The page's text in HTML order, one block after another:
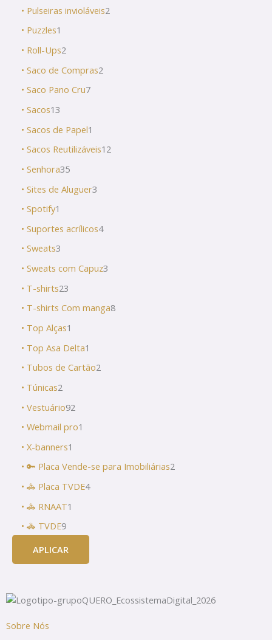
• Pulseiras invioláveis2
• Puzzles1
• Roll-Ups2
• Saco de Compras2
• Saco Pano Cru7
• Sacos13
• Sacos de Papel1
• Sacos Reutilizáveis12
• Senhora35
• Sites de Aluguer3
• Spotify1
• Suportes acrílicos4
• Sweats3
• Sweats com Capuz3
• T-shirts23
• T-shirts Com manga8
• Top Alças1
• Top Asa Delta1
• Tubos de Cartão2
• Túnicas2
• Vestuário92
• Webmail pro1
• X-banners1
• 🔑 Placa Vende-se para Imobiliárias2
• 🚓 Placa TVDE4
• 🚓 RNAAT1
• 🚓 TVDE9
APLICAR
Sobre Nós